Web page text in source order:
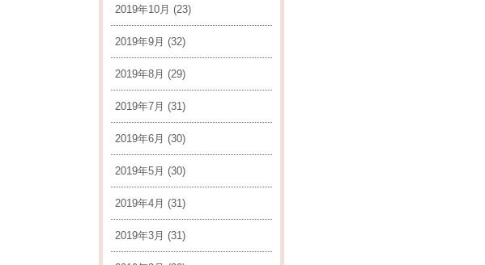
2019年10月 (23)
2019年9月 (32)
2019年8月 (29)
2019年7月 (31)
2019年6月 (30)
2019年5月 (30)
2019年4月 (31)
2019年3月 (31)